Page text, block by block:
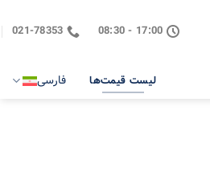
17:00 - 08:30
021-78353
لیست قیمت‌ها فارسی